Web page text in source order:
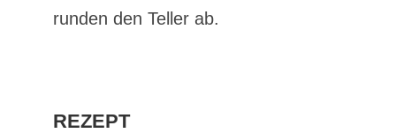
runden den Teller ab.
REZEPT